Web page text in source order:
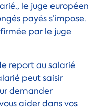
, le juge européen
payés s’impose.
par le juge
report au salarié
peut saisir
demander
aider dans vos